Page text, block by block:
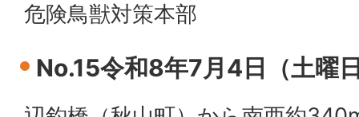
危険鳥獣対策本部
No.15令和8年7月4日（土曜